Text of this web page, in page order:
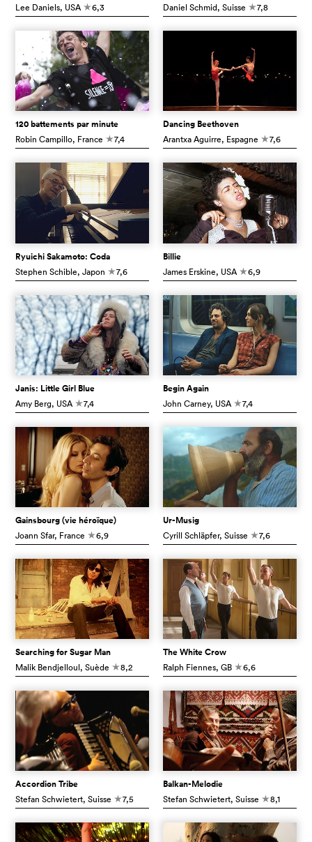
Lee Daniels, USA c6,3 Daniel Schmid, Suisse c7,8
120 battements par minute
Robin Campillo, France c7,4
Dancing Beethoven
Arantxa Aguirre, Espagne c7,6
Ryuichi Sakamoto: Coda
Stephen Schible, Japon c7,6
Billie
James Erskine, USA c6,9
Janis: Little Girl Blue
Amy Berg, USA c7,4
Begin Again
John Carney, USA c7,4
Gainsbourg (vie héroïque)
Joann Sfar, France c6,9
Ur-Musig
Cyrill Schläpfer, Suisse c7,6
Searching for Sugar Man
Malik Bendjelloul, Suède c8,2
The White Crow
Ralph Fiennes, GB c6,6
Accordion Tribe
Stefan Schwietert, Suisse c7,5
Balkan-Melodie
Stefan Schwietert, Suisse c8,1